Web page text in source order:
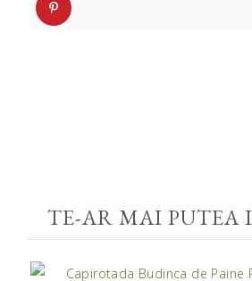
TE-AR MAI PUTEA